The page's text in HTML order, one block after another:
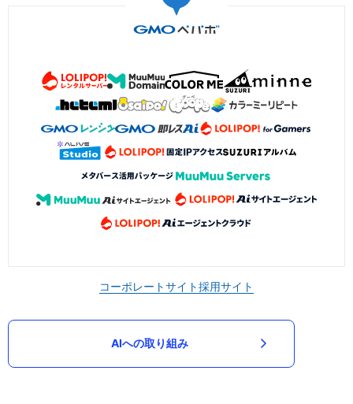
コーポレートサイト採用サイト
AIへの取り組み